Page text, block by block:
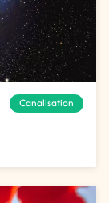
Canalisation